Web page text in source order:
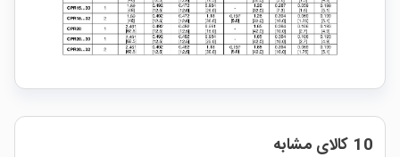
10 کالای مشابه